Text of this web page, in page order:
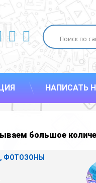
ВКонтакте
YouTube
E-mail
НАПИСАТЬ
большое
ФОТОЗОНЫ